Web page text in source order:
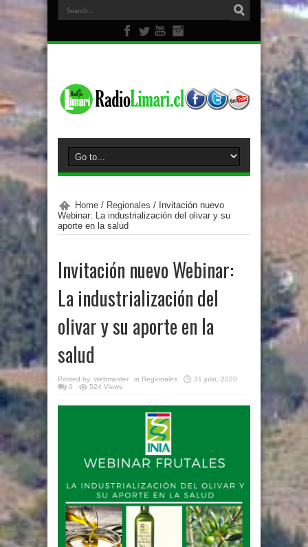
Home / Regionales / Invitación nuevo
Webinar: La industrialización del olivar y su
aporte en la salud
Invitación nuevo Webinar:
La industrialización del
olivar y su aporte en la
salud
Posted by: webmaster in Regionales
31 julio, 2020
0
524 Views